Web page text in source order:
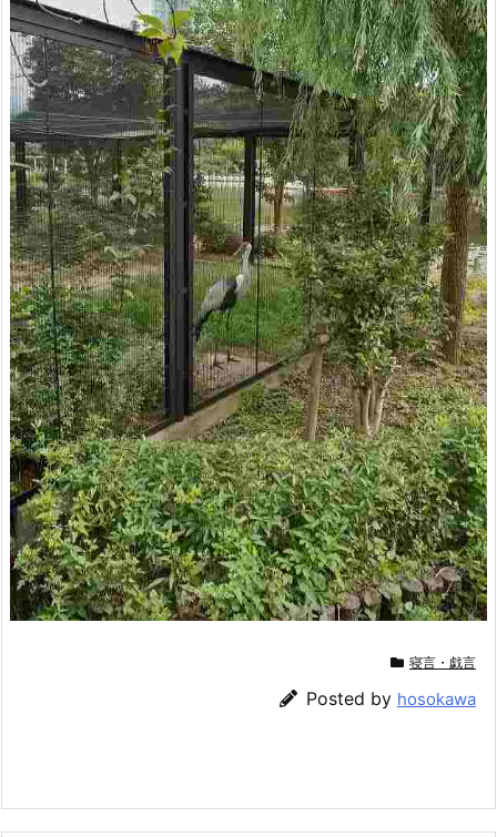
寝言・戯言
Posted by hosokawa